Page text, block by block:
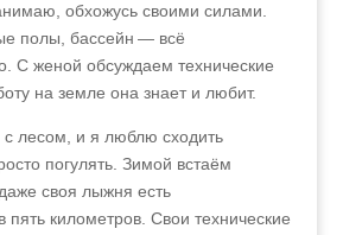
обхожусь своими силами.
полы, бассейн — всё
С женой обсуждаем технические
на земле она знает и любит.
лесом, и я люблю сходить
погулять. Зимой встаём
своя лыжня есть
пять километров. Свои технические